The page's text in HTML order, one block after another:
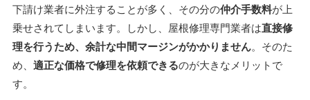
下請け業者に外注することが多く、その分の仲介手数料が上
乗せされてしまいます。しかし、屋根修理専門業者は直接修
理を行うため、余計な中間マージンがかかりません。そのた
め、 適正な価格で修理を依頼できるのが大きなメリットで
す。